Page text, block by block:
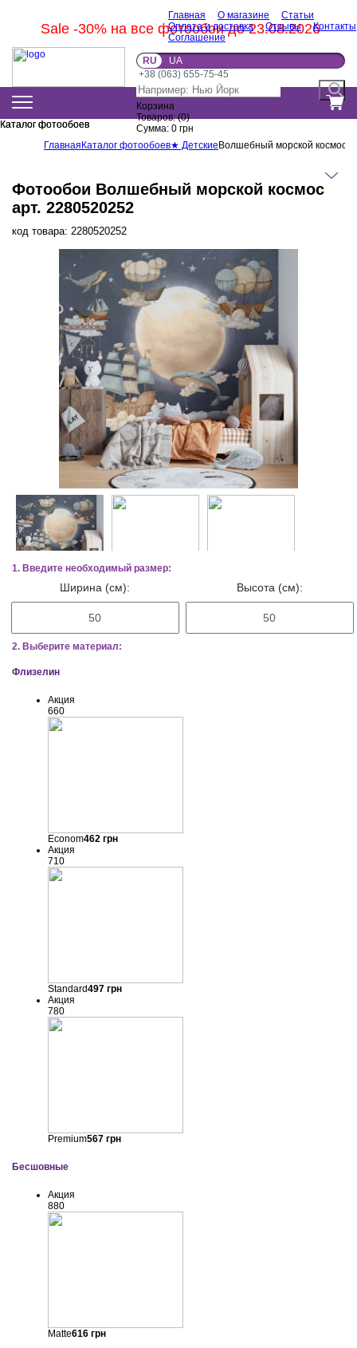
Sale -30% на все фотообои до 23.08.2026
Главная О магазине
Статьи
Оплата и доставка
Отзывы
Контакты
Соглашение
RU
UA
+38 (063) 655-75-45
Корзина
Товаров:(0)
Сумма: 0 грн
Каталог фотообоев
Каталог фотообоев
Главная Каталог фотообоев★ Детские Волшебный морской космос
Фотообои Волшебный морской космос
арт. 2280520252
код товара: 2280520252
1. Введите необходимый размер:
Ширина (см): Высота (см):
2. Выберите материал:
Флизелин
Акция
660
Econom462грн
Акция
710
Standard497грн
Акция
780
Premium567грн
Бесшовные
Акция
880
Matte616грн